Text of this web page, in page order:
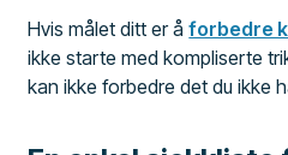
Hvis målet ditt er åforbedre
ikke starte med kompliserte
kan ikke forbedre det du ikke